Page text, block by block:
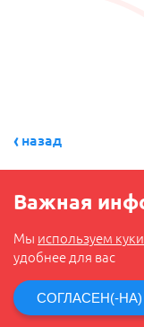
назад
Важная
Мы используем куки
удобнее для вас
СОГЛАСЕН(-НА)